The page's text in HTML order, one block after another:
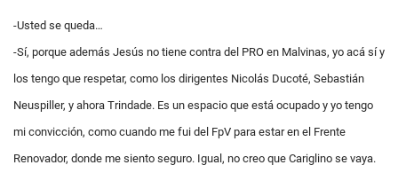
-Usted se queda…
-Sí, porque además Jesús no tiene contra del PRO en Malvinas, yo acá sí y
los tengo que respetar, como los dirigentes Nicolás Ducoté, Sebastián
Neuspiller, y ahora Trindade. Es un espacio que está ocupado y yo tengo
mi convicción, como cuando me fui del FpV para estar en el Frente
Renovador, donde me siento seguro. Igual, no creo que Cariglino se vaya.